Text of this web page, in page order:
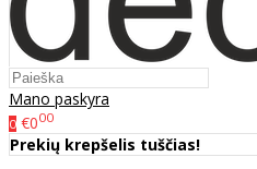
Mano paskyra
0 €000
Prekių krepšelis tuščias!